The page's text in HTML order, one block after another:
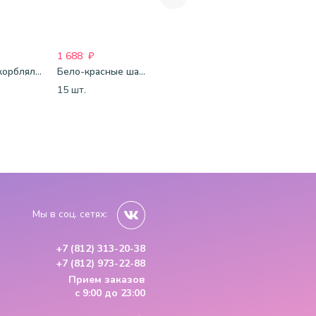
Шары Оскорблялки на день рождения (мужские)
1 688 ₽
Бело-красные шары-пастель
15 шт.
Мы в соц. сетях:
+7 (812) 313-20-38
+7 (812) 973-22-88
Прием заказов
с 9:00 до 23:00